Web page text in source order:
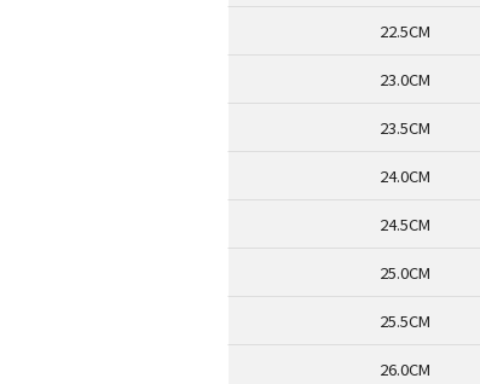
22.5CM
23.0CM
23.5CM
24.0CM
24.5CM
25.0CM
25.5CM
26.0CM